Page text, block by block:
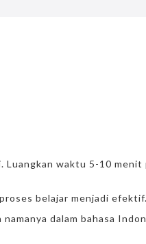
waktu 5-10 menit
belajar menjadi efektif.
dalam bahasa